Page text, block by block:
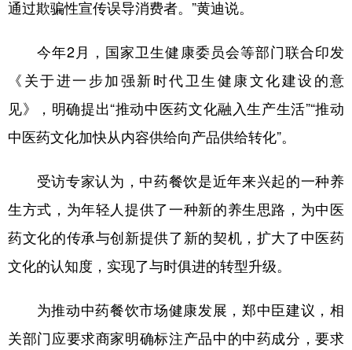
通过欺骗性宣传误导消费者。”黄迪说。
今年2月，国家卫生健康委员会等部门联合印发
《关于进一步加强新时代卫生健康文化建设的意
见》，明确提出“推动中医药文化融入生产生活”“推动
中医药文化加快从内容供给向产品供给转化”。
受访专家认为，中药餐饮是近年来兴起的一种养
生方式，为年轻人提供了一种新的养生思路，为中医
药文化的传承与创新提供了新的契机，扩大了中医药
文化的认知度，实现了与时俱进的转型升级。
为推动中药餐饮市场健康发展，郑中臣建议，相
关部门应要求商家明确标注产品中的中药成分，要求